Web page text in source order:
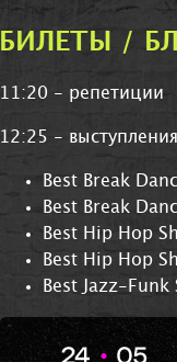
БИЛЕТЫ /
11:20 - репетиции
12:25 - выступления
Best Break
Best Break
Best Hip Hop
Best Hip Hop
Best Jazz-